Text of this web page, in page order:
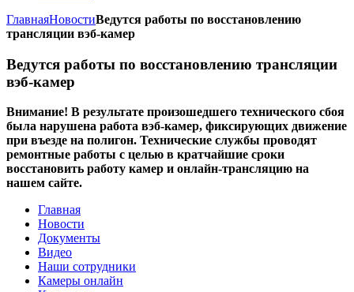
ГлавнаяНовостиВедутся работы по восстановлению
трансляции вэб-камер
Ведутся работы по восстановлению трансляции
вэб-камер
Внимание! В результате произошедшего технического сбоя
была нарушена работа вэб-камер, фиксирующих движение
при въезде на полигон. Технические службы проводят
ремонтные работы с целью в кратчайшие сроки
восстановить работу камер и онлайн-трансляцию на
нашем сайте.
Главная
Новости
Документы
Видео
Наши сотрудники
Камеры онлайн